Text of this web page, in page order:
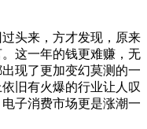
头来，方才发现，原来
这一年的钱更难赚，无
现了更加变幻莫测的一
旧有火爆的行业让人叹
子消费市场更是涨潮一